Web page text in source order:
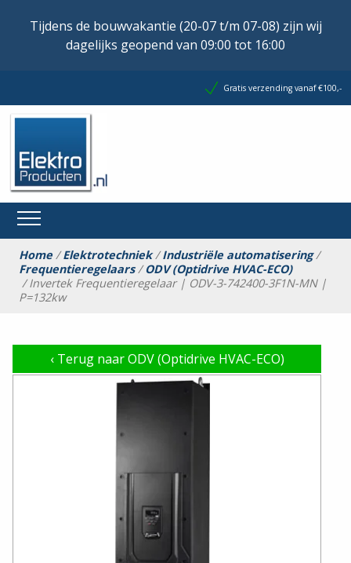
Tijdens de bouwvakantie (20-07 t/m 07-08) zijn wij
dagelijks geopend van 09:00 tot 16:00
Gratis verzending vanaf €100,-
Home/Elektrotechniek/Industriële automatisering/
Frequentieregelaars/ODV (Optidrive HVAC-ECO)
/ Invertek Frequentieregelaar | ODV-3-742400-3F1N-MN |
P=132kw
‹Terug naar ODV (Optidrive HVAC-ECO)